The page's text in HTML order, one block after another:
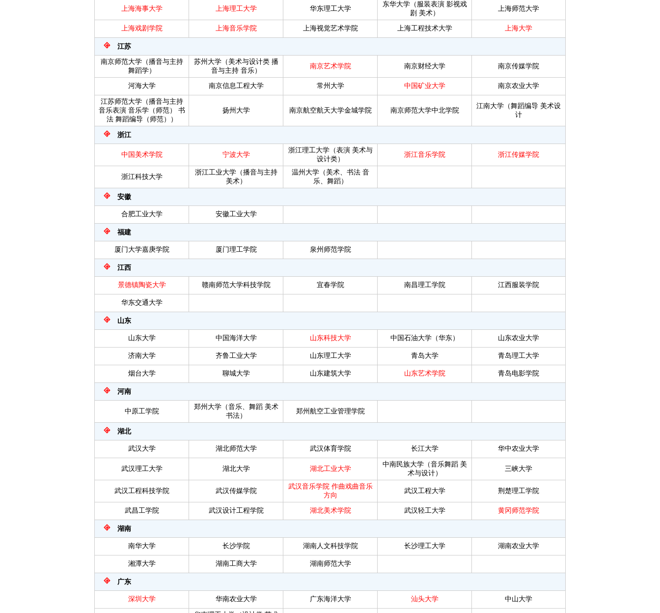
上海海事大学 上海理工大学 华东理工大学
东华大学（服装表演 影视戏
剧 美术）
上海师范大学
上海戏剧学院 上海音乐学院 上海视觉艺术学院 上海工程技术大学 上海大学
江苏
南京师范大学（播音与主持
舞蹈学）
苏州大学（美术与设计类 播
音与主持 音乐）
南京艺术学院 南京财经大学 南京传媒学院
河海大学 南京信息工程大学 常州大学 中国矿业大学 南京农业大学
江苏师范大学（播音与主持
音乐表演 音乐学（师范）
书
法 舞蹈编导（师范））
扬州大学 南京航空航天大学金城学院 南京师范大学中北学院
江南大学（舞蹈编导 美术设
计
浙江
中国美术学院 宁波大学
浙江理工大学（表演 美术与
设计类）
浙江音乐学院 浙江传媒学院
浙江科技大学
浙江工业大学（播音与主持
美术）
温州大学（美术、书法 音
乐、舞蹈）
安徽
合肥工业大学 安徽工业大学
福建
厦门大学嘉庚学院 厦门理工学院 泉州师范学院
江西
景德镇陶瓷大学 赣南师范大学科技学院 宜春学院 南昌理工学院 江西服装学院
华东交通大学
山东
山东大学 中国海洋大学 山东科技大学 中国石油大学（华东） 山东农业大学
济南大学 齐鲁工业大学 山东理工大学 青岛大学 青岛理工大学
烟台大学 聊城大学 山东建筑大学 山东艺术学院 青岛电影学院
河南
中原工学院
郑州大学（音乐、舞蹈 美术
书法）
郑州航空工业管理学院
湖北
武汉大学 湖北师范大学 武汉体育学院 长江大学 华中农业大学
武汉理工大学 湖北大学 湖北工业大学
中南民族大学（音乐舞蹈 美
术与设计）
三峡大学
武汉工程科技学院 武汉传媒学院
武汉音乐学院 作曲戏曲音乐
方向
武汉工程大学 荆楚理工学院
武昌工学院 武汉设计工程学院 湖北美术学院 武汉轻工大学 黄冈师范学院
湖南
南华大学 长沙学院 湖南人文科技学院 长沙理工大学 湖南农业大学
湘潭大学 湖南工商大学 湖南师范大学
广东
深圳大学 华南农业大学 广东海洋大学 汕头大学 中山大学